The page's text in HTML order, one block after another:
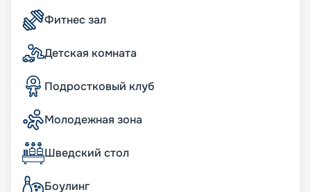
борту корабля!
Фитнес зал
Детская комната
Подростковый клуб
Молодежная зона
Шведский стол
Боулинг